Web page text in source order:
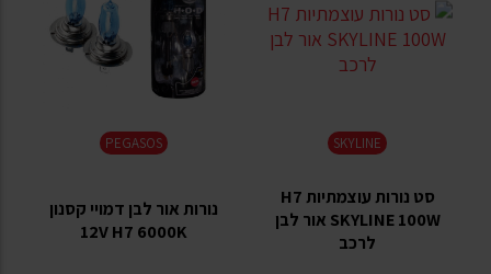
SKYLINE
סט נורות עוצמתיות H7
SKYLINE 100W אור לבן
לרכב
PEGASOS
נורות אור לבן דמויי קסנון
12V H7 6000K